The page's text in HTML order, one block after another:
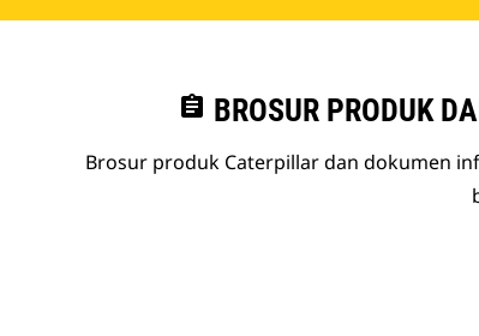
assignment BROSUR PRODUK
Brosur produk Caterpillar dan dokumen